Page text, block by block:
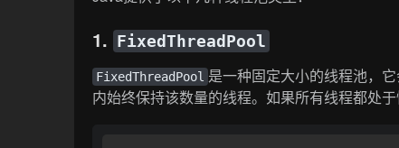
1. FixedThreadPool
FixedThreadPool 是一种固定大小的线程池，
内始终保持该数量的线程。如果所有线程都处